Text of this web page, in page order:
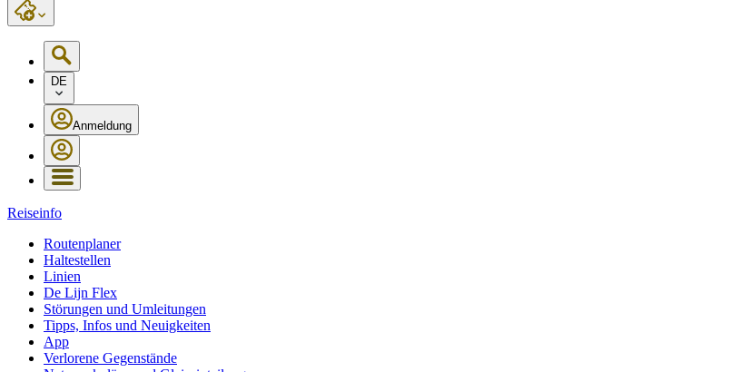
DE
Anmeldung
Reiseinfo
Routenplaner
Haltestellen
Linien
De Lijn Flex
Störungen und Umleitungen
Tipps, Infos und Neuigkeiten
App
Verlorene Gegenstände